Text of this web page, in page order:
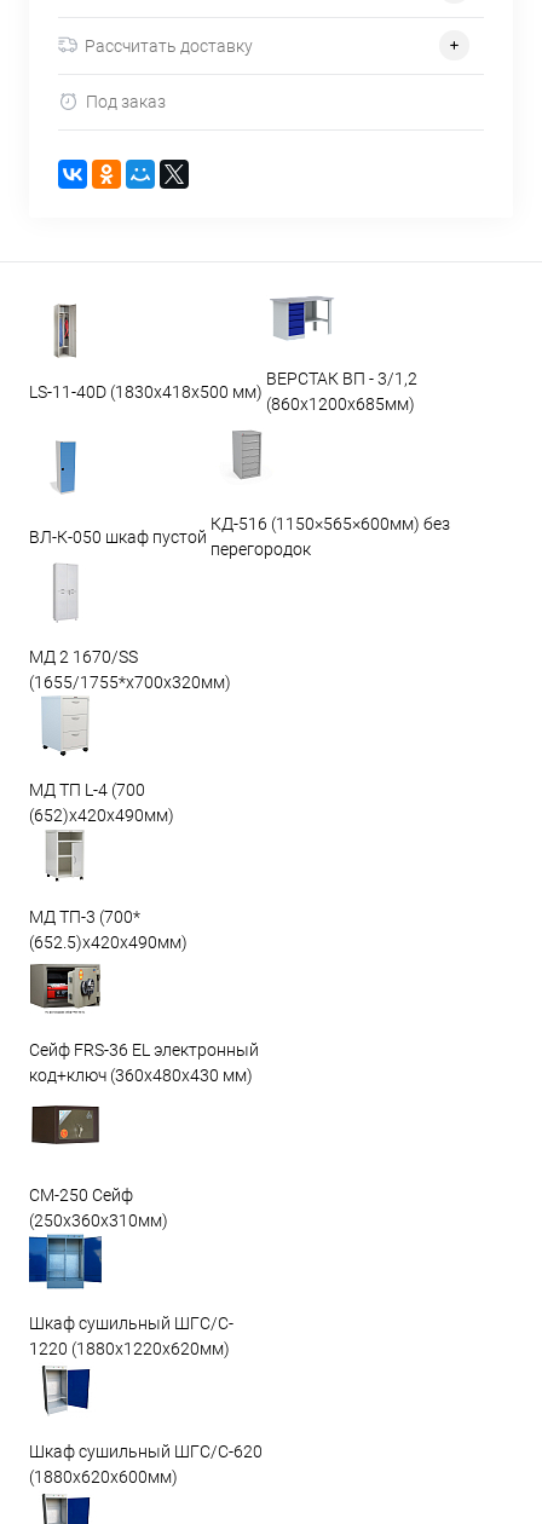
Рассчитать доставку
Под заказ
LS-11-40D (1830x418x500 мм)
ВЕРСТАК ВП - 3/1,2
(860х1200х685мм)
ВЛ-К-050 шкаф пустой
КД-516 (1150×565×600мм) без
перегородок
МД 2 1670/SS
(1655/1755*x700x320мм)
МД ТП L-4 (700
(652)x420x490мм)
МД ТП-3 (700*
(652.5)x420x490мм)
Сейф FRS-36 EL электронный
код+ключ (360x480x430 мм)
СМ-250 Сейф
(250х360х310мм)
Шкаф сушильный ШГС/C-
1220 (1880x1220x620мм)
Шкаф сушильный ШГС/C-620
(1880x620x600мм)